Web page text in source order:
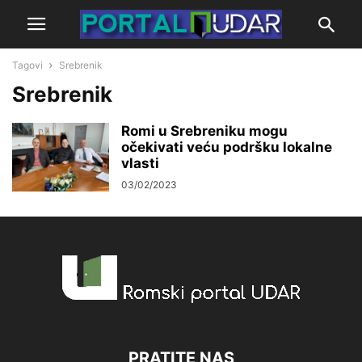
Tagovi Srebrenik
Srebrenik
Romi u Srebreniku mogu
očekivati veću podršku lokalne
vlasti
03/02/2023
PRATITE NAS